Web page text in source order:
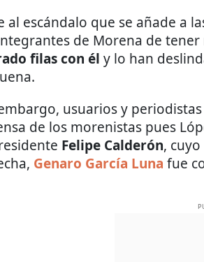
al escándalo que se añade a
de Morena de
filas con él y lo han
usuarios y
de los morenistas pues
Felipe Calderón,
Genaro García Luna fue